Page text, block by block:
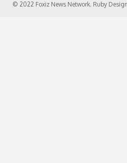
© 2022 Foxiz News Network. Ruby